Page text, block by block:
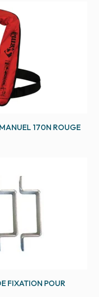
170N ROUGE
FIXATION POUR